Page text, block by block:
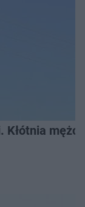
Kłótnia